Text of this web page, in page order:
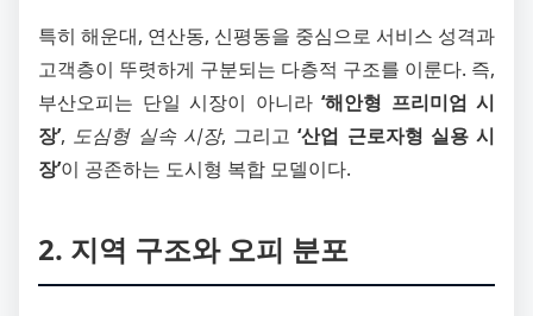
특히 해운대, 연산동, 신평동을 중심으로 서비스 성격과
고객층이 뚜렷하게 구분되는 다층적 구조를 이룬다. 즉,
부산오피는 단일 시장이 아니라 ‘해안형 프리미엄 시
장’, 도심형 실속 시장, 그리고‘산업 근로자형 실용 시
장’이 공존하는 도시형 복합 모델이다.
2. 지역 구조와 오피 분포